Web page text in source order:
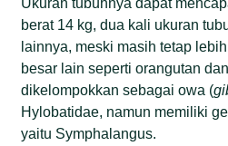
berat 14 kg, dua kali ukuran
lainnya, meski masih tetap
besar lain seperti orangutan
dikelompokkan sebagai owa (
Hylobatidae, namun memiliki
yaitu Symphalangus.